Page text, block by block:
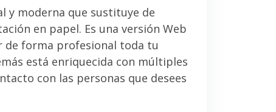
y moderna que sustituye de
en papel. Es una versión Web
de forma profesional toda tu
está enriquecida con múltiples
con las personas que desees